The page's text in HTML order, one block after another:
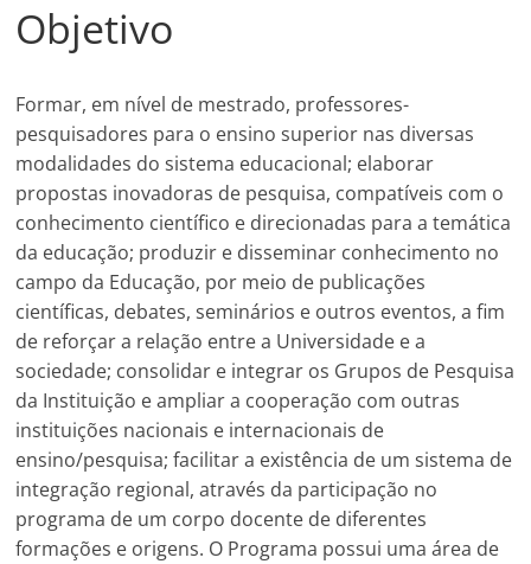
Objetivo
Formar, em nível de mestrado, professores-
pesquisadores para o ensino superior nas diversas
modalidades do sistema educacional; elaborar
propostas inovadoras de pesquisa, compatíveis com o
conhecimento científico e direcionadas para a temática
da educação; produzir e disseminar conhecimento no
campo da Educação, por meio de publicações
científicas, debates, seminários e outros eventos, a fim
de reforçar a relação entre a Universidade e a
sociedade; consolidar e integrar os Grupos de Pesquisa
da Instituição e ampliar a cooperação com outras
instituições nacionais e internacionais de
ensino/pesquisa; facilitar a existência de um sistema de
integração regional, através da participação no
programa de um corpo docente de diferentes
formações e origens. O Programa possui uma área de